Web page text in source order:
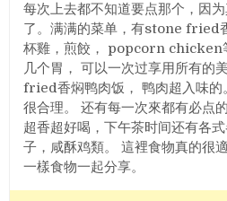
每次上去都不知道要点那个，因
了。满满的菜单，有stone fried
杯雞，煎餃， popcorn chicken
几个胃， 可以一次过享用所有的
fried香焖鸭肉饭， 鸭肉超入味的
很合理。 还有每一次來都有必点的
超香超好喝，下午茶时间还有各
子，咸酥鸡類。 這裡食物真的很
一樣食物一起分享。